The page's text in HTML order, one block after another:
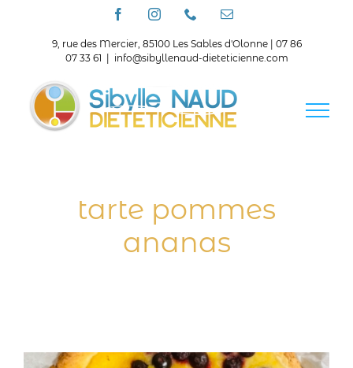
FacebookInstagramTéléphoneEmail
9, rue des Mercier, 85100 Les Sables d'Olonne | 07 86
07 33 61
info@sibyllenaud-dieteticienne.com
tarte pommes
ananas